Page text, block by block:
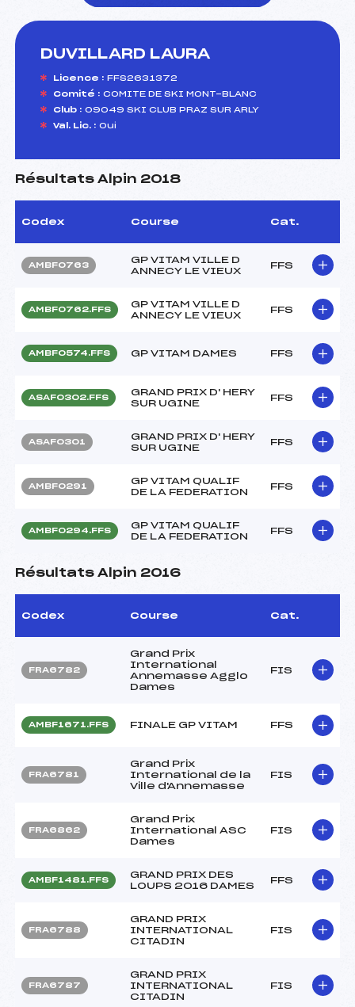
DUVILLARD LAURA
Licence : FFS2631372
Comité : COMITE DE SKI MONT-BLANC
Club : 09049 SKI CLUB PRAZ SUR ARLY
Val. Lic. : Oui
Résultats Alpin 2018
Codex Course Cat.
AMBF0763
GP VITAM VILLE D
ANNECY LE VIEUX
FFS
AMBF0762.FFS
GP VITAM VILLE D
ANNECY LE VIEUX
FFS
AMBF0574.FFS GP VITAM DAMES FFS
ASAF0302.FFS
GRAND PRIX D' HERY
SUR UGINE
FFS
ASAF0301
GRAND PRIX D' HERY
SUR UGINE
FFS
AMBF0291
GP VITAM QUALIF
DE LA FEDERATION
FFS
AMBF0294.FFS
GP VITAM QUALIF
DE LA FEDERATION
FFS
Résultats Alpin 2016
Codex Course Cat.
FRA6782
Grand Prix
International
Annemasse Agglo
Dames
FIS
AMBF1671.FFS FINALE GP VITAM FFS
FRA6781
Grand Prix
International de la
Ville d'Annemasse
FIS
FRA6862
Grand Prix
International ASC
Dames
FIS
AMBF1481.FFS
GRAND PRIX DES
LOUPS 2016 DAMES
FFS
FRA6788
GRAND PRIX
INTERNATIONAL
CITADIN
FIS
FRA6787
GRAND PRIX
INTERNATIONAL
CITADIN
FIS